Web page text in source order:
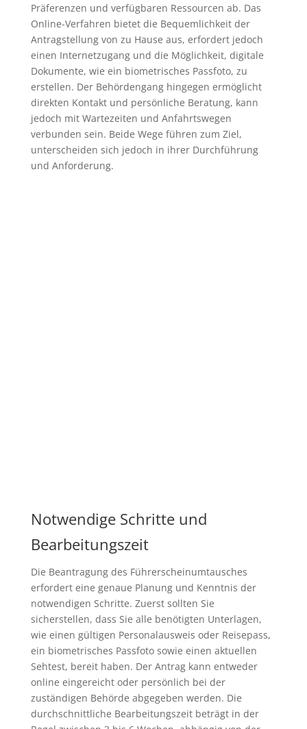
Präferenzen und verfügbaren Ressourcen ab. Das
Online-Verfahren bietet die Bequemlichkeit der
Antragstellung von zu Hause aus, erfordert jedoch
einen Internetzugang und die Möglichkeit, digitale
Dokumente, wie ein biometrisches Passfoto, zu
erstellen. Der Behördengang hingegen ermöglicht
direkten Kontakt und persönliche Beratung, kann
jedoch mit Wartezeiten und Anfahrtswegen
verbunden sein. Beide Wege führen zum Ziel,
unterscheiden sich jedoch in ihrer Durchführung
und Anforderung.
Notwendige Schritte und
Bearbeitungszeit
Die Beantragung des Führerscheinumtausches
erfordert eine genaue Planung und Kenntnis der
notwendigen Schritte. Zuerst sollten Sie
sicherstellen, dass Sie alle benötigten Unterlagen,
wie einen gültigen Personalausweis oder Reisepass,
ein biometrisches Passfoto sowie einen aktuellen
Sehtest, bereit haben. Der Antrag kann entweder
online eingereicht oder persönlich bei der
zuständigen Behörde abgegeben werden. Die
durchschnittliche Bearbeitungszeit beträgt in der